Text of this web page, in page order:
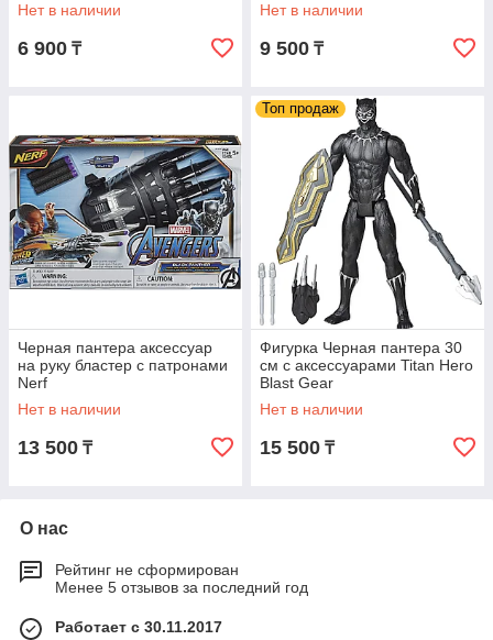
Нет в наличии
6 900 ₸
Нет в наличии
9 500 ₸
Черная пантера аксессуар
на руку бластер с патронами
Nerf
Нет в наличии
13 500 ₸
Топ продаж
Фигурка Черная пантера 30
см с аксессуарами Titan Hero
Blast Gear
Нет в наличии
15 500 ₸
О нас
Рейтинг не сформирован
Менее 5 отзывов за последний год
Работает с 30.11.2017